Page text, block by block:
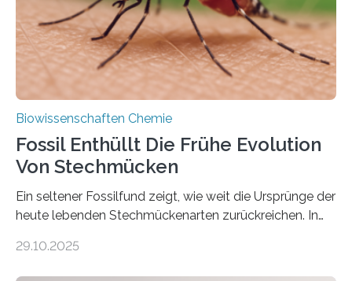
mit scheibenförmiger Gestalt. Was auffällig ist: Die
nächsten…
Biowissenschaften Chemie
Fossil Enthüllt Die Frühe Evolution
Von Stechmücken
Ein seltener Fossilfund zeigt, wie weit die Ursprünge der
heute lebenden Stechmückenarten zurückreichen. In
Forschende die bisher älteste bekannte Stechmücken-
29.10.2025